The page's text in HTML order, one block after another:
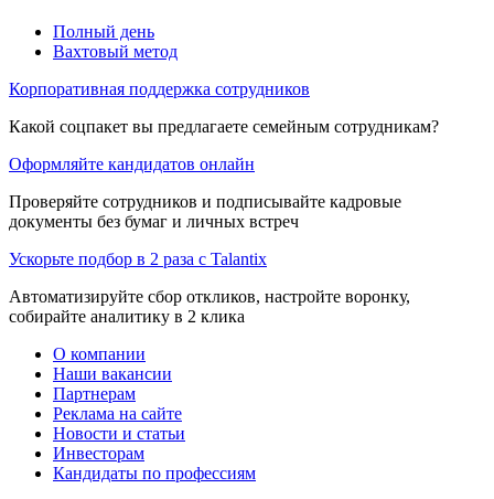
Полный день
Вахтовый метод
Корпоративная поддержка сотрудников
Какой соцпакет вы предлагаете семейным сотрудникам?
Оформляйте кандидатов онлайн
Проверяйте сотрудников и подписывайте кадровые
документы без бумаг и личных встреч
Ускорьте подбор в 2 раза с Talantix
Автоматизируйте сбор откликов, настройте воронку,
собирайте аналитику в 2 клика
О компании
Наши вакансии
Партнерам
Реклама на сайте
Новости и статьи
Инвесторам
Кандидаты по профессиям